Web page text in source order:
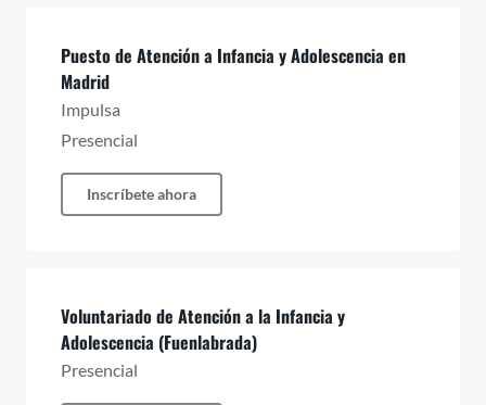
Puesto de Atención a Infancia y Adolescencia en
Madrid
Impulsa
Presencial
Inscríbete ahora
Voluntariado de Atención a la Infancia y
Adolescencia (Fuenlabrada)
Presencial